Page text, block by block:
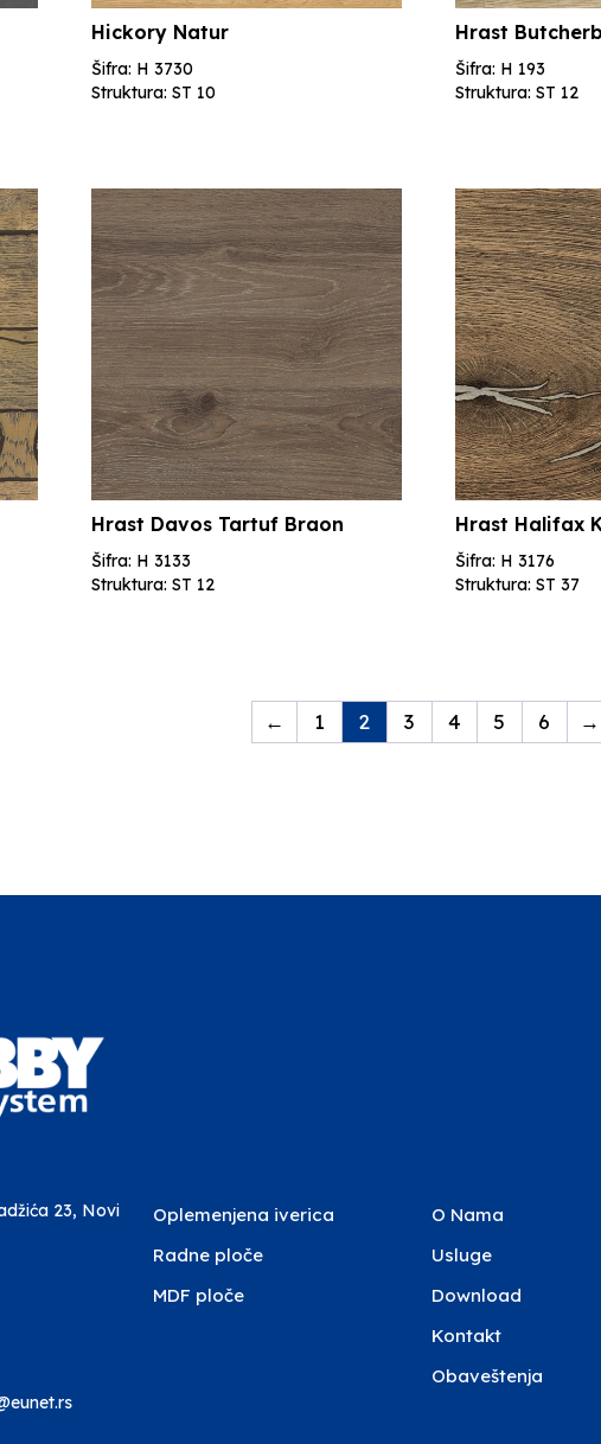
Hickory Natur
Šifra: H 3730
Struktura: ST 10
Hrast
Šifra: H 193
Struktura: ST 12
Hrast Davos Tartuf Braon
Šifra: H 3133
Struktura: ST 12
Hrast Halifax
Šifra: H 3176
Struktura: ST 37
← 1 2 3 4 5 6 →
23, Novi
Oplemenjena iverica
Radne ploče
MDF ploče
O Nama
Usluge
Download
Kontakt
Obaveštenja